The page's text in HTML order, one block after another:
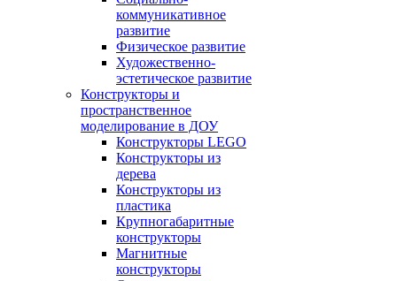
коммуникативное
развитие
Физическое развитие
Художественно-
эстетическое развитие
Конструкторы и
пространственное
моделирование в ДОУ
Конструкторы LEGO
Конструкторы из
дерева
Конструкторы из
пластика
Крупногабаритные
конструкторы
Магнитные
конструкторы